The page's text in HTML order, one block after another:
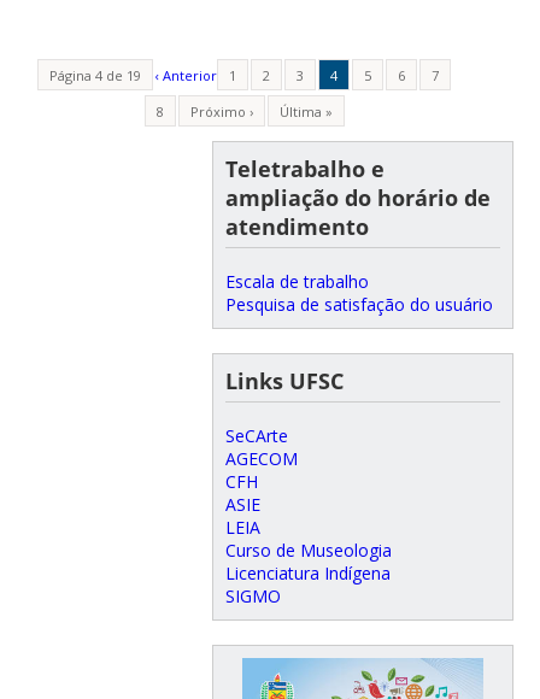
Página 4 de 19 ‹ Anterior 1 2 3 4 5 6
7
8
Próximo › Última »
Teletrabalho e
ampliação do horário de
atendimento
Escala de trabalho
Pesquisa de satisfação do usuário
Links UFSC
SeCArte
AGECOM
CFH
ASIE
LEIA
Curso de Museologia
Licenciatura Indígena
SIGMO